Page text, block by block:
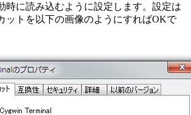
時に読み込むように設定します。設定は
ットを以下の画像のようにすればOKで